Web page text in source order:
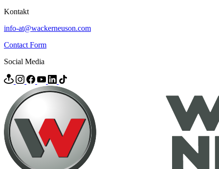
Kontakt
info-at@wackerneuson.com
Contact Form
Social Media